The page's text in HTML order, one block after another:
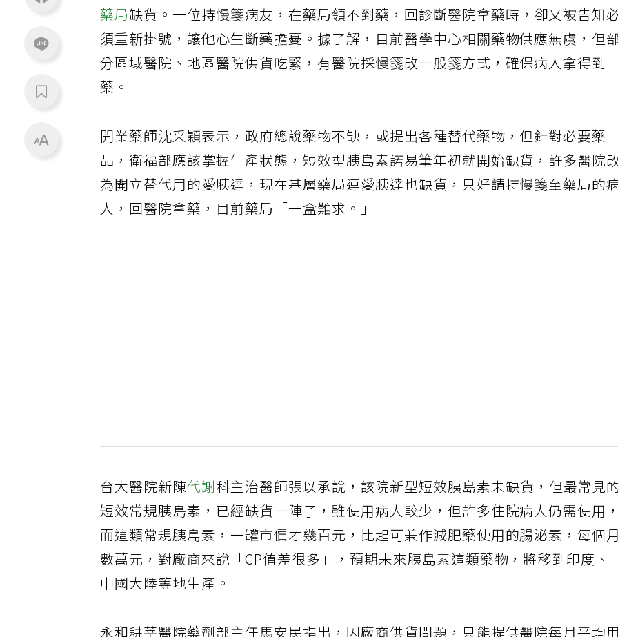
藥局缺貨。一位持慢箋病友，在藥局領不到藥，回診斷醫院拿藥時，卻又被告知
須重新掛號，讓他心生斷藥擔憂。據了解，目前醫學中心相關藥物供應無虞，但
分區域醫院、地區醫院供貨吃緊，有醫院採慢箋改一般箋方式，確保病人拿得到
藥。
開業藥師沈采穎表示，政府總說藥物不缺，或提出各種替代藥物，但針對必要藥
品，衛福部應該掌握生產狀態，短效型胰島素諾易筆年初就開始缺貨，許多醫院
為開立替代用的愛胰達，現在基層藥局連愛胰達也缺貨，只好請持慢箋至藥局的
人，回醫院拿藥，目前藥局「一盒難求。」
台大醫院新陳代謝科主治醫師張以承說，該院新型短效胰島素未缺貨，但最常見
短效常規胰島素，已經缺貨一陣子，雖使用病人較少，但許多住院病人仍需使用
而這類常規胰島素，一罐市價才幾百元，比起可兼作減肥藥使用的腸泌素，每個
數萬元，對廠商來說「CP值差很多」，預期未來胰島素這類藥物，將移到印度、
中國大陸等地生產。